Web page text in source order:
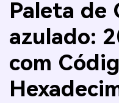
Paleta de
azulado:
com